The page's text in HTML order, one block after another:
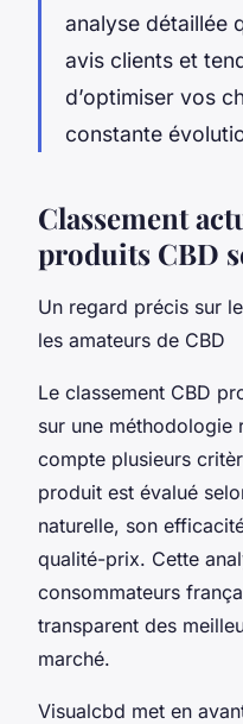
analyse détaillée
avis clients et
d’optimiser vos
constante
Classement
produits CBD
Un regard précis sur
les amateurs de CBD
Le classement CBD
sur une méthodologie
compte plusieurs
produit est évalué
naturelle, son
qualité-prix. Cette
consommateurs
transparent des
marché.
Visualcbd met en